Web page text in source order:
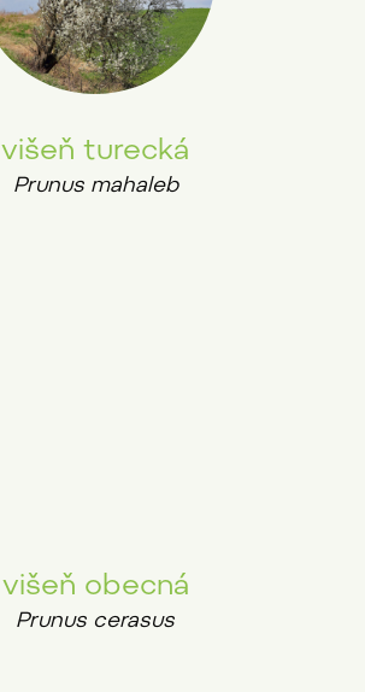
višeň turecká
Prunus mahaleb
višeň obecná
Prunus cerasus